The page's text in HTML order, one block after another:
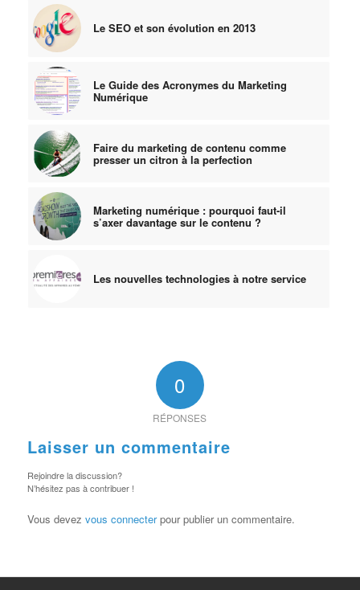
Le SEO et son évolution en 2013
Le Guide des Acronymes du Marketing
Numérique
Faire du marketing de contenu comme
presser un citron à la perfection
Marketing numérique : pourquoi faut-il
s’axer davantage sur le contenu ?
Les nouvelles technologies à notre service
0
RÉPONSES
Laisser un commentaire
Rejoindre la discussion?
N’hésitez pas à contribuer !
Vous devez vous connecterpour publier un commentaire.